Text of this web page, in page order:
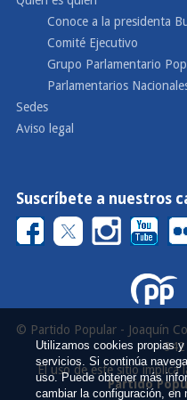
Conoce a la presidenta
Comité Ejecutivo
Grupo Parlamentario
Parlamentarios
Sedes
Aviso legal
Suscríbete a nuestros
© Partido Popular - Joaquín
El uso de este sitio implica
Partido
Utilizamos cookies propias
servicios. Si continúa
uso. Puede obtener más
cambiar la configuración, en